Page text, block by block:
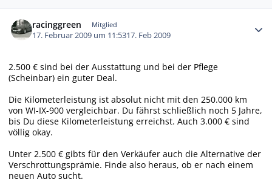
racinggreen Mitglied
17. Februar 2009 um 11:5317. Feb 2009
2.500 € sind bei der Ausstattung und bei der Pflege
(Scheinbar) ein guter Deal.
Die Kilometerleistung ist absolut nicht mit den 250.000 km
von WI-IX-900 vergleichbar. Du fährst schließlich noch 5 Jahre,
bis Du diese Kilometerleistung erreichst. Auch 3.000 € sind
völlig okay.
Unter 2.500 € gibts für den Verkäufer auch die Alternative der
Verschrottungsprämie. Finde also heraus, ob er nach einem
neuen Auto sucht.